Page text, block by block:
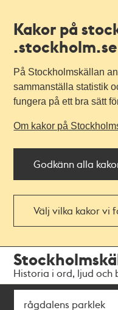
Kakor på
.stockholm.se
På Stockholmskällan
sammanställa statistik
fungera på ett bra sätt
Om kakor på
Godkänn alla
Välj vilka kakor vi
navigationen
huvudinnehållet
Historia i ord, ljud och
Sök